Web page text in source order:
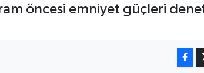
öncesi emniyet güçleri